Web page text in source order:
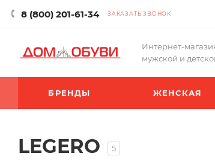
8 (800) 201-61-34 ЗАКАЗАТЬ ЗВОНОК
Интернет-
мужской и
БРЕНДЫ ЖЕНСКАЯ
LEGERO 5